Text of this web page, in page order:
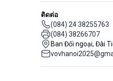
ติดต่อ
(084) 24 38255763
(084) 38266707
Ban Đối ngoại, Đài